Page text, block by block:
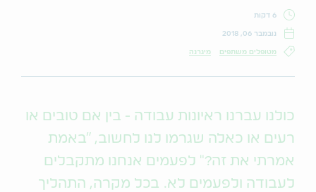
6 דקות
נובמבר 06, 2018
מטופלים משתפים מיגרנה
כולנו עברנו ראיונות עבודה - בין אם טובים או
רעים או כאלה שגרמו לנו לחשוב, "באמת
אמרתי את זה?" לפעמים אנחנו מתקבלים
לעבודה ולפעמים לא. בכל מקרה, התהליך